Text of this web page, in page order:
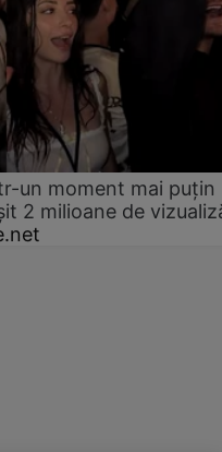
un moment mai puțin
2 milioane de